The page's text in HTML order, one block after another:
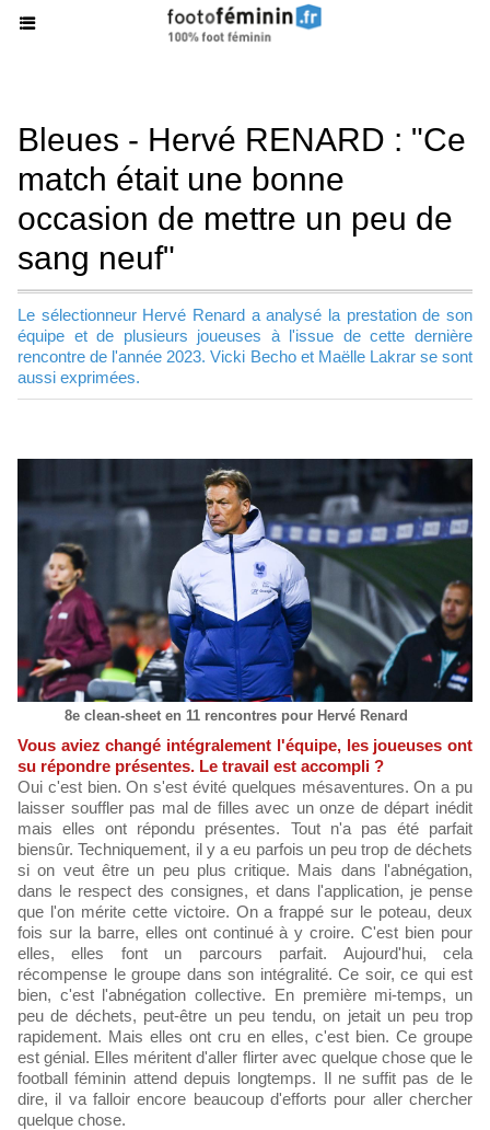
Bleues - Hervé RENARD : "Ce
match était une bonne
occasion de mettre un peu de
sang neuf"
Le sélectionneur Hervé Renard a analysé la prestation de son
équipe et de plusieurs joueuses à l'issue de cette dernière
rencontre de l'année 2023. Vicki Becho et Maëlle Lakrar se sont
aussi exprimées.
8e clean-sheet en 11 rencontres pour Hervé Renard
Vous aviez changé intégralement l'équipe, les joueuses ont
su répondre présentes. Le travail est accompli ?
Oui c'est bien. On s'est évité quelques mésaventures. On a pu
laisser souffler pas mal de filles avec un onze de départ inédit
mais elles ont répondu présentes. Tout n'a pas été parfait
biensûr. Techniquement, il y a eu parfois un peu trop de déchets
si on veut être un peu plus critique. Mais dans l'abnégation,
dans le respect des consignes, et dans l'application, je pense
que l'on mérite cette victoire. On a frappé sur le poteau, deux
fois sur la barre, elles ont continué à y croire. C'est bien pour
elles, elles font un parcours parfait. Aujourd'hui, cela
récompense le groupe dans son intégralité. Ce soir, ce qui est
bien, c'est l'abnégation collective. En première mi-temps, un
peu de déchets, peut-être un peu tendu, on jetait un peu trop
rapidement. Mais elles ont cru en elles, c'est bien. Ce groupe
est génial. Elles méritent d'aller flirter avec quelque chose que le
football féminin attend depuis longtemps. Il ne suffit pas de le
dire, il va falloir encore beaucoup d'efforts pour aller chercher
quelque chose.